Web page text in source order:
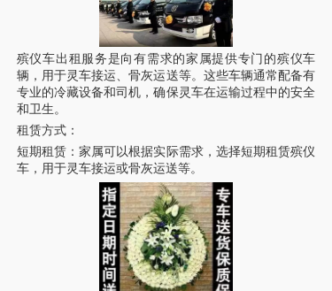
殡仪车出租服务是向有需求的家属提供专门的殡仪车
辆，用于灵车接运、骨灰运送等。这些车辆通常配备有
专业的冷藏设备和司机，确保 灵车在运输过程中的安全
和卫生。
租赁方式：
短期租赁：家属可以根据实际需求，选择短期租赁殡仪
车，用于灵车接运或骨灰运送等。